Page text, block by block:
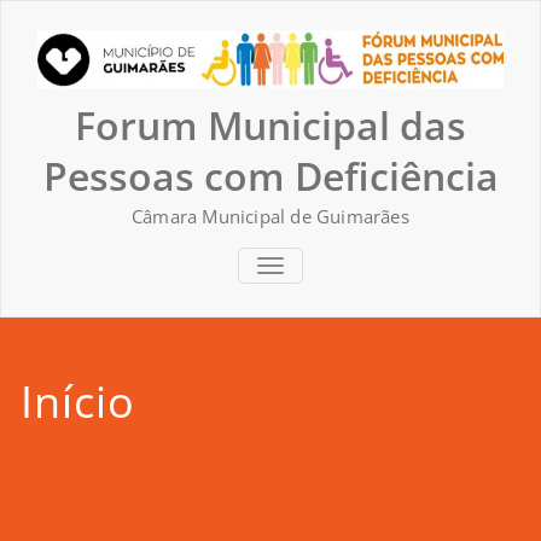
content
Forum Municipal das
Pessoas com Deficiência
Câmara Municipal de Guimarães
TOGGLE NAVIGATION
Início